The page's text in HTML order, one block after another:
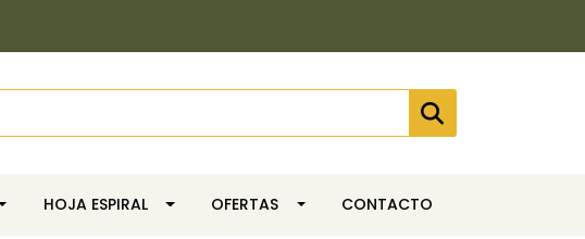
HOJA ESPIRAL OFERTAS CONTACTO